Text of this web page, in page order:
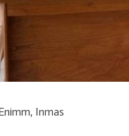
Inmas